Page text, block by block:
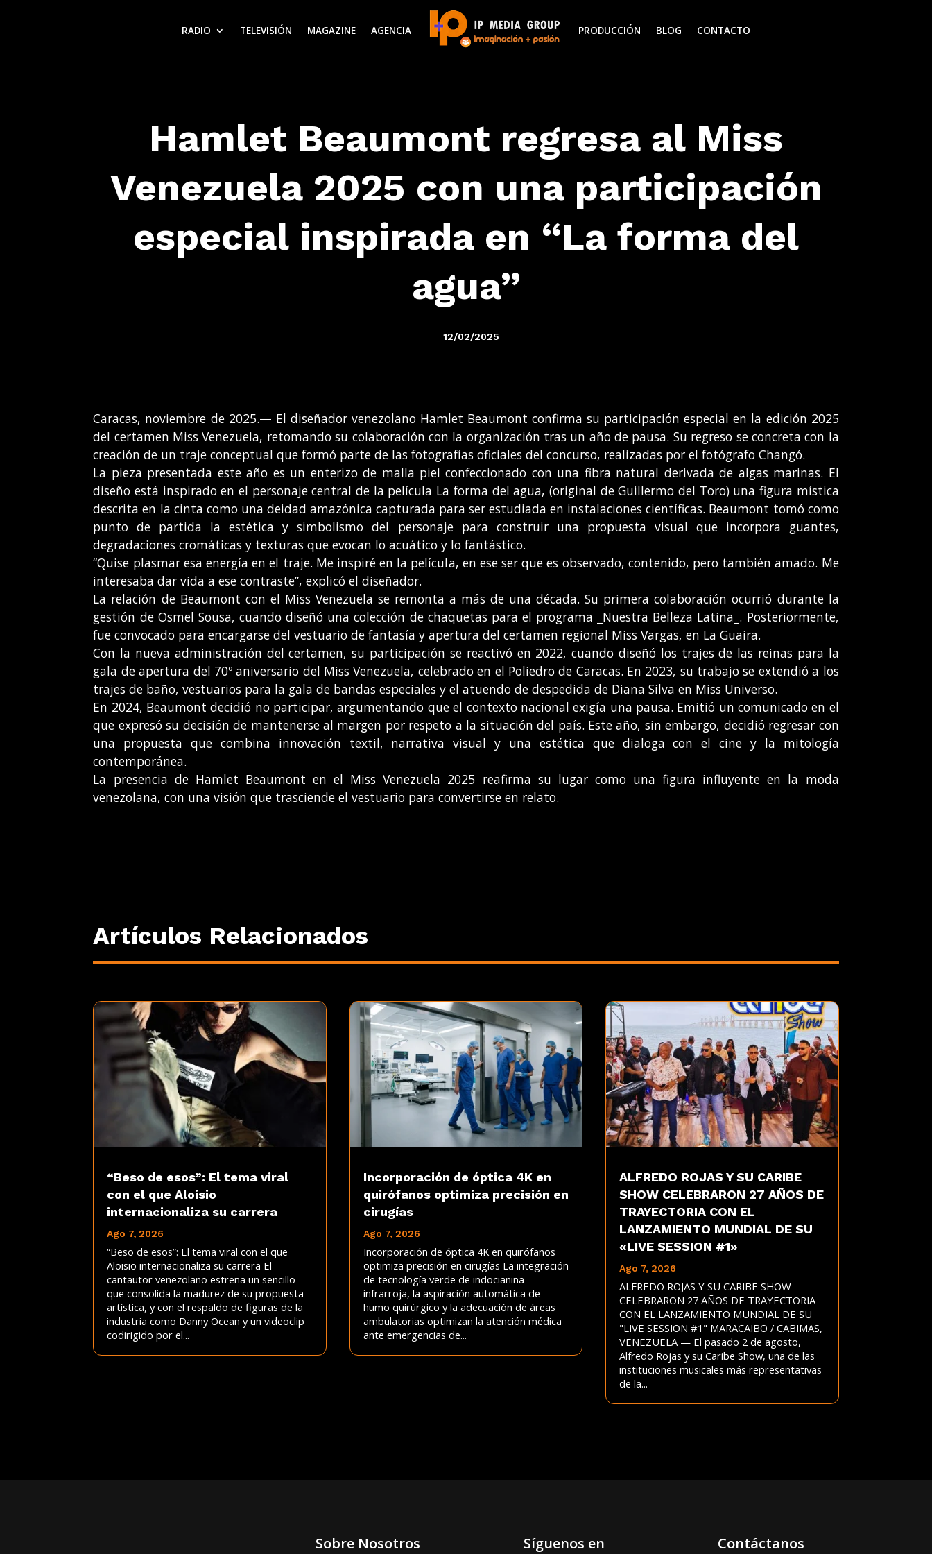
RADIO TELEVISIÓN MAGAZINE AGENCIA PRODUCCIÓN BLOG CONTACTO
Hamlet Beaumont regresa al Miss
Venezuela 2025 con una participación
especial inspirada en “La forma del
agua”
12/02/2025
Caracas, noviembre de 2025.— El diseñador venezolano Hamlet Beaumont confirma su participación especial en la edición 2025
del certamen Miss Venezuela, retomando su colaboración con la organización tras un año de pausa. Su regreso se concreta con la
creación de un traje conceptual que formó parte de las fotografías oficiales del concurso, realizadas por el fotógrafo Changó.
La pieza presentada este año es un enterizo de malla piel confeccionado con una fibra natural derivada de algas marinas. El
diseño está inspirado en el personaje central de la película La forma del agua, (original de Guillermo del Toro) una figura mística
descrita en la cinta como una deidad amazónica capturada para ser estudiada en instalaciones científicas. Beaumont tomó como
punto de partida la estética y simbolismo del personaje para construir una propuesta visual que incorpora guantes,
degradaciones cromáticas y texturas que evocan lo acuático y lo fantástico.
“Quise plasmar esa energía en el traje. Me inspiré en la película, en ese ser que es observado, contenido, pero también amado. Me
interesaba dar vida a ese contraste”, explicó el diseñador.
La relación de Beaumont con el Miss Venezuela se remonta a más de una década. Su primera colaboración ocurrió durante la
gestión de Osmel Sousa, cuando diseñó una colección de chaquetas para el programa _Nuestra Belleza Latina_. Posteriormente,
fue convocado para encargarse del vestuario de fantasía y apertura del certamen regional Miss Vargas, en La Guaira.
Con la nueva administración del certamen, su participación se reactivó en 2022, cuando diseñó los trajes de las reinas para la
gala de apertura del 70º aniversario del Miss Venezuela, celebrado en el Poliedro de Caracas. En 2023, su trabajo se extendió a los
trajes de baño, vestuarios para la gala de bandas especiales y el atuendo de despedida de Diana Silva en Miss Universo.
En 2024, Beaumont decidió no participar, argumentando que el contexto nacional exigía una pausa. Emitió un comunicado en el
que expresó su decisión de mantenerse al margen por respeto a la situación del país. Este año, sin embargo, decidió regresar con
una propuesta que combina innovación textil, narrativa visual y una estética que dialoga con el cine y la mitología
contemporánea.
La presencia de Hamlet Beaumont en el Miss Venezuela 2025 reafirma su lugar como una figura influyente en la moda
venezolana, con una visión que trasciende el vestuario para convertirse en relato.
Artículos Relacionados
“Beso de esos”: El tema viral
con el que Aloisio
internacionaliza su carrera
Ago 7, 2026
“Beso de esos”: El tema viral con el que
Aloisio internacionaliza su carrera El
cantautor venezolano estrena un sencillo
que consolida la madurez de su propuesta
artística, y con el respaldo de figuras de la
industria como Danny Ocean y un videoclip
codirigido por el...
Incorporación de óptica 4K en
quirófanos optimiza precisión en
cirugías
Ago 7, 2026
Incorporación de óptica 4K en quirófanos
optimiza precisión en cirugías La integración
de tecnología verde de indocianina
infrarroja, la aspiración automática de
humo quirúrgico y la adecuación de áreas
ambulatorias optimizan la atención médica
ante emergencias de...
ALFREDO ROJAS Y SU CARIBE
SHOW CELEBRARON 27 AÑOS DE
TRAYECTORIA CON EL
LANZAMIENTO MUNDIAL DE SU
«LIVE SESSION #1»
Ago 7, 2026
ALFREDO ROJAS Y SU CARIBE SHOW
CELEBRARON 27 AÑOS DE TRAYECTORIA
CON EL LANZAMIENTO MUNDIAL DE SU
"LIVE SESSION #1" MARACAIBO / CABIMAS,
VENEZUELA — El pasado 2 de agosto,
Alfredo Rojas y su Caribe Show, una de las
instituciones musicales más representativas
de la...
Sobre Nosotros Síguenos en Contáctanos